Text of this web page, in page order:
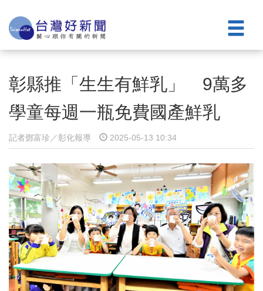
彰縣推「生生有鮮乳」 9萬多
學童每週一瓶免費國產鮮乳
記者鄧富珍／彰化報導 2025-05-13 10:34